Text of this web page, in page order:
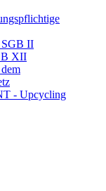
SGB II
XII
- Upcycling